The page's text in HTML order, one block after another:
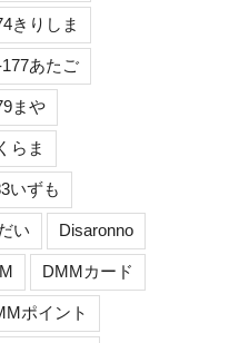
きりしま
あたご
まや
らま
いずも
い Disaronno
DMMカード
ポイント